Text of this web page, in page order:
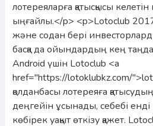
лотереяларға қатысқысы
ыңғайлы.</p> <p>Lotoclub
және содан бері
басқа да ойындардың кең
Android үшін Lotoclub <a
href="https://lotoklubkz.com/
қолданбасы лотереяға
деңгейін ұсынады, себебі
көбірек уақыт өткізу қажет.